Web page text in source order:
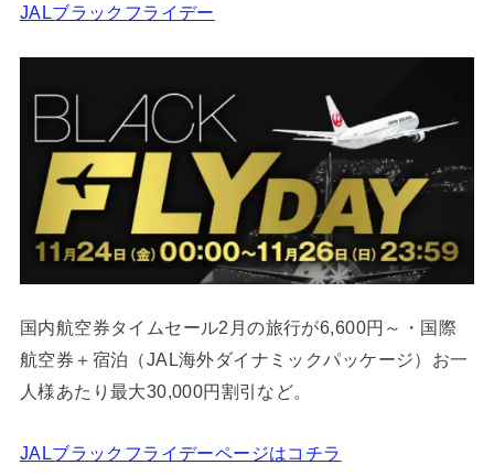
JALブラックフライデー
国内航空券タイムセール2月の旅行が6,600円～・国際
航空券＋宿泊（JAL海外ダイナミックパッケージ）お一
人様あたり最大30,000円割引など。
JALブラックフライデーページはコチラ